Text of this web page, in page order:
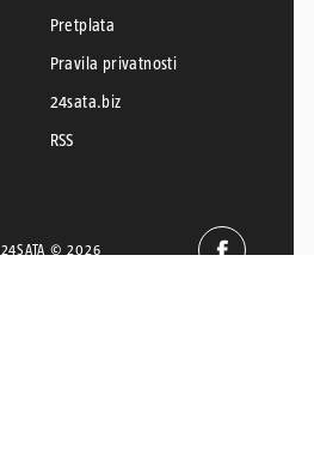
Pretplata
Pravila privatnosti
24sata.biz
RSS
24SATA © 2026